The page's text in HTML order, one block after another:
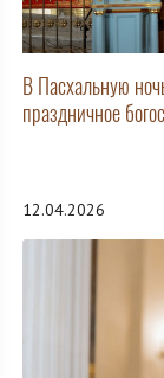
В Пасхальную
праздничное
12.04.2026